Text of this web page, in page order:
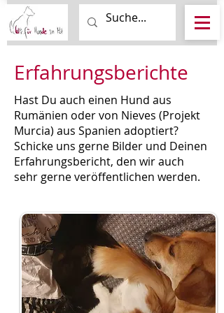
Erfahrungsberichte
Hast Du auch einen Hund aus
Rumänien oder von Nieves (Projekt
Murcia) aus Spanien adoptiert?
Schicke uns gerne Bilder und Deinen
Erfahrungsbericht, den wir auch
sehr gerne veröffentlichen werden.